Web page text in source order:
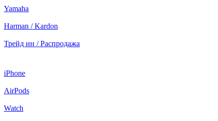
Yamaha
Harman / Kardon
Трейд ин / Распродажа
iPhone
AirPods
Watch